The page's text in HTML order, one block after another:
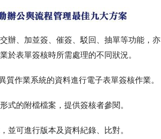
辦、加並簽、催簽、駁回、抽單等功能，亦
於表單簽核時所需處理的不同狀況。
質作業系統的資料進行電子表單簽核作業。
式的附檔檔案，提供簽核者參閱。
並可進行版本及資料紀錄、比對。